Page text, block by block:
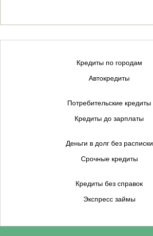
Кредиты по городам
Автокредиты
Потребительские кредиты
Кредиты до зарплаты
Деньги в долг без расписки
Срочные кредиты
Кредиты без справок
Экспресс займы